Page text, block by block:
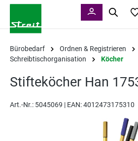
Bürobedarf
Ordnen & Registrieren
Schreibtischorganisation
Köcher
Stifteköcher Han
Art.-Nr.: 5045069 | EAN: 4012473175310